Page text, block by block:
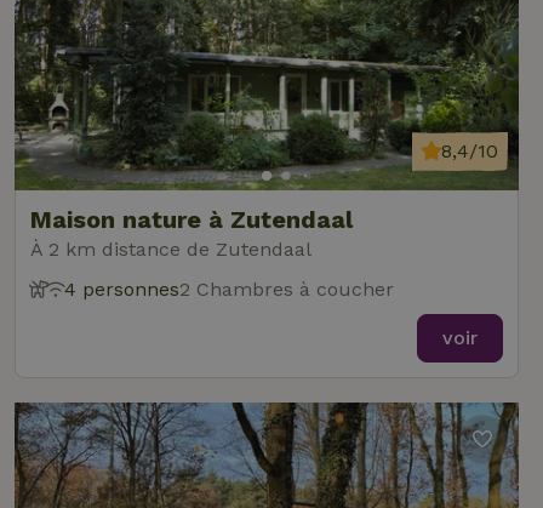
Maison nature à Zutendaal
À 2 km distance de Zutendaal
8,4/10
4 personnes2 Chambres à coucher
voir